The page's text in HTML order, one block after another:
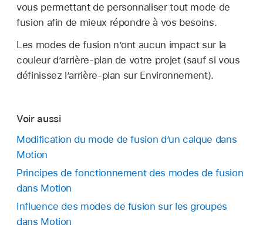
vous permettant de personnaliser tout mode de
fusion afin de mieux répondre à vos besoins.
Les modes de fusion n’ont aucun impact sur la
couleur d’arrière-plan de votre projet (sauf si vous
définissez l’arrière-plan sur Environnement).
Voir aussi
Modification du mode de fusion d’un calque dans
Motion
Principes de fonctionnement des modes de fusion
dans Motion
Influence des modes de fusion sur les groupes
dans Motion